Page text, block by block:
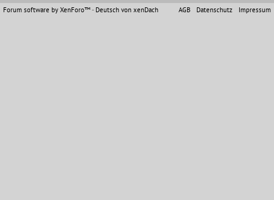
AGB
Datenschutz Impressum
Forum software by XenForo™- Deutsch von xenDach